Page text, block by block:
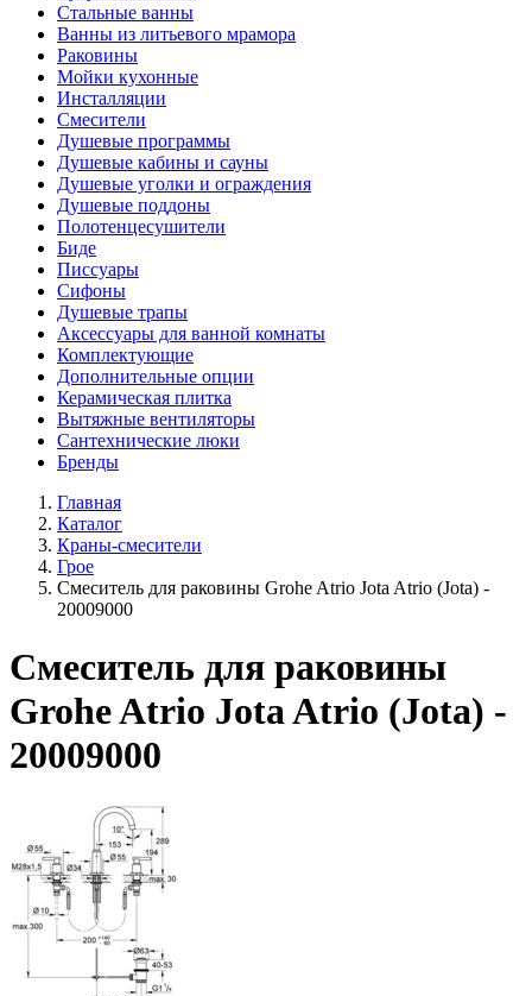
Стальные ванны
Ванны из литьевого мрамора
Раковины
Мойки кухонные
Инсталляции
Смесители
Душевые программы
Душевые кабины и сауны
Душевые уголки и ограждения
Душевые поддоны
Полотенцесушители
Биде
Писсуары
Сифоны
Душевые трапы
Аксессуары для ванной комнаты
Комплектующие
Дополнительные опции
Керамическая плитка
Вытяжные вентиляторы
Сантехнические люки
Бренды
Главная
Каталог
Краны-смесители
Грое
Смеситель для раковины Grohe Atrio Jota Atrio (Jota) -
20009000
Смеситель для раковины
Grohe Atrio Jota Atrio (Jota) -
20009000